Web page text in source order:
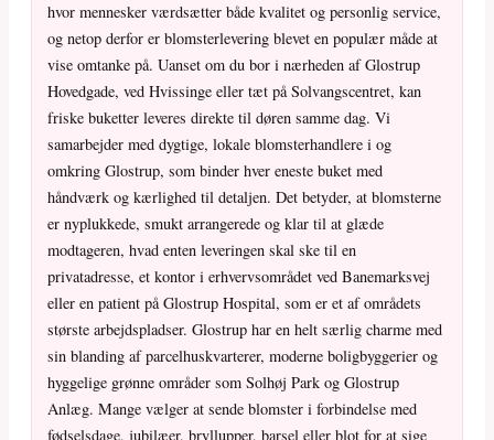
hvor mennesker værdsætter både kvalitet og personlig service,
og netop derfor er blomsterlevering blevet en populær måde at
vise omtanke på. Uanset om du bor i nærheden af Glostrup
Hovedgade, ved Hvissinge eller tæt på Solvangscentret, kan
friske buketter leveres direkte til døren samme dag. Vi
samarbejder med dygtige, lokale blomsterhandlere i og
omkring Glostrup, som binder hver eneste buket med
håndværk og kærlighed til detaljen. Det betyder, at blomsterne
er nyplukkede, smukt arrangerede og klar til at glæde
modtageren, hvad enten leveringen skal ske til en
privatadresse, et kontor i erhvervsområdet ved Banemarksvej
eller en patient på Glostrup Hospital, som er et af områdets
største arbejdspladser. Glostrup har en helt særlig charme med
sin blanding af parcelhuskvarterer, moderne boligbyggerier og
hyggelige grønne områder som Solhøj Park og Glostrup
Anlæg. Mange vælger at sende blomster i forbindelse med
fødselsdage, jubilæer, bryllupper, barsel eller blot for at sige